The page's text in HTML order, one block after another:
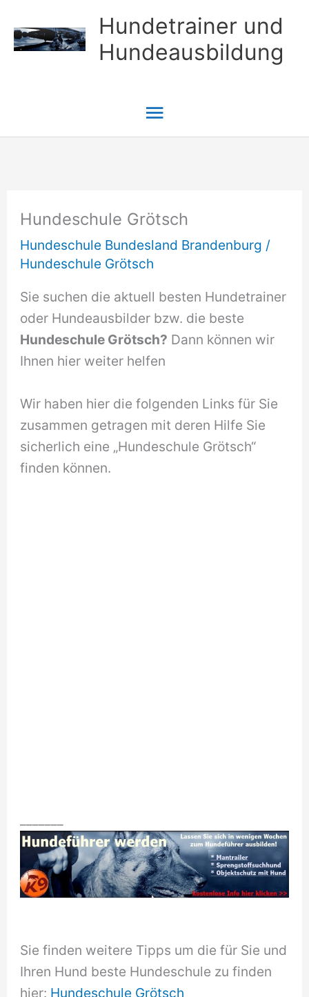
Inhalt
springen
Hundetrainer und
Hundeausbildung
Hauptmenü
Hundeschule Grötsch
Hundeschule Bundesland Brandenburg /
Hundeschule Grötsch
Sie suchen die aktuell besten Hundetrainer
oder Hundeausbilder bzw. die beste
Hundeschule Grötsch? Dann können wir
Ihnen hier weiter helfen
Wir haben hier die folgenden Links für Sie
zusammen getragen mit deren Hilfe Sie
sicherlich eine „Hundeschule Grötsch“
finden können.
Sie finden weitere Tipps um die für Sie und
Ihren Hund beste Hundeschule zu finden
hier: Hundeschule Grötsch